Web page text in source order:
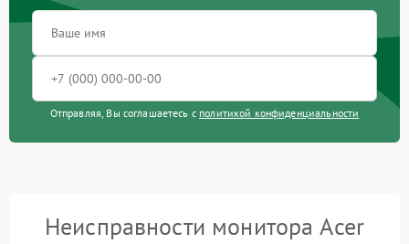
Отправляя, Вы соглашаетесь с политикой конфиденциальности
Неисправности монитора Acer